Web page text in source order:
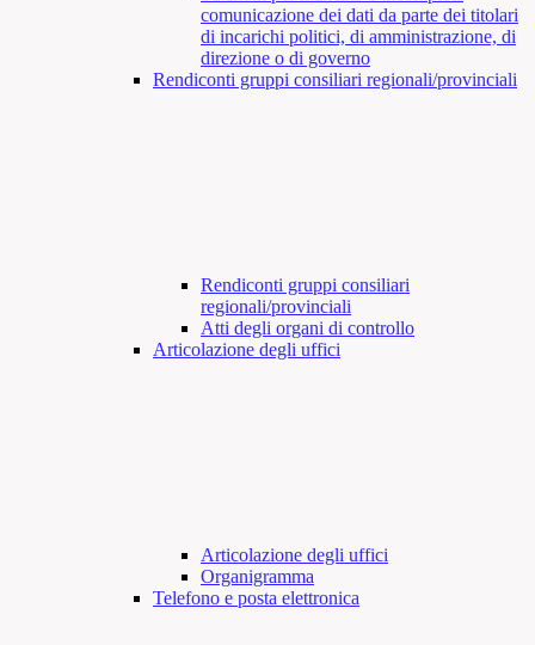
comunicazione dei dati da parte dei titolari
di incarichi politici, di amministrazione, di
direzione o di governo
Rendiconti gruppi consiliari regionali/provinciali
Rendiconti gruppi consiliari
regionali/provinciali
Atti degli organi di controllo
Articolazione degli uffici
Articolazione degli uffici
Organigramma
Telefono e posta elettronica